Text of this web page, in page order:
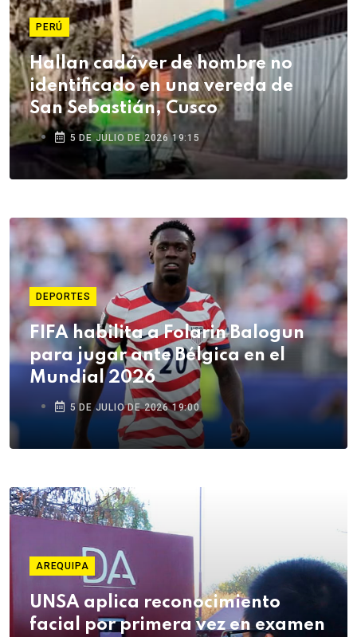
PERÚ
Hallan cadáver de hombre no
identificado en una vereda de
San Sebastián, Cusco
5 DE JULIO DE 2026 19:15
DEPORTES
FIFA habilita a Folarin Balogun
para jugar ante Bélgica en el
Mundial 2026
5 DE JULIO DE 2026 19:00
AREQUIPA
UNSA aplica reconocimiento
facial por primera vez en examen